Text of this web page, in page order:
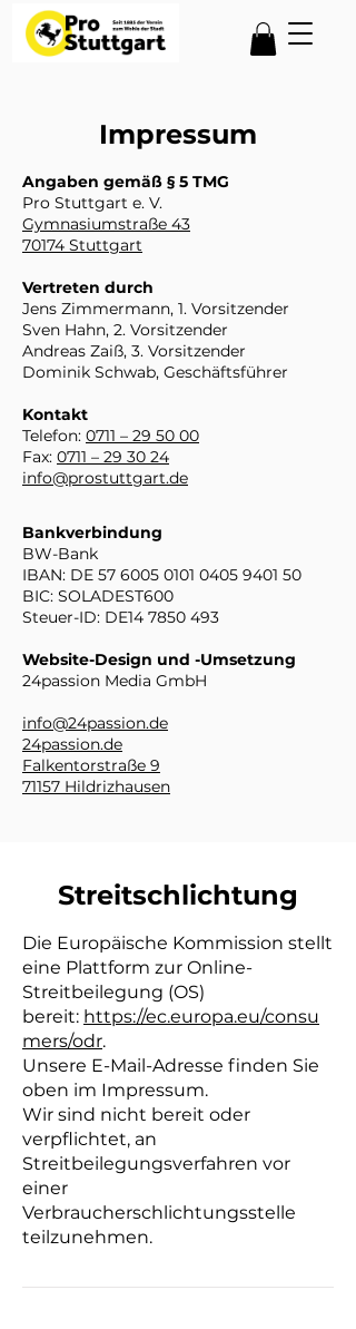
Impressum
Angaben gemäß § 5 TMG
​Pro Stuttgart e. V.
Gymnasiumstraße 43
70174 Stuttgart
Vertreten durch
Jens Zimmermann, 1. Vorsitzender
Sven Hahn, 2. Vorsitzender
Andreas Zaiß, 3. Vorsitzender
Dominik Schwab, Geschäftsführer
Kontakt
Telefon: 0711 – 29 50 00
Fax: 0711 – 29 30 24
info@prostuttgart.de
Bankverbindung
BW-Bank
IBAN: DE 57 6005 0101 0405 9401 50
BIC: SOLADEST600
Steuer-ID: DE14 7850 493
Website-Design und -Umsetzung
24passion Media GmbH
info@24passion.de
24passion.de
Falkentorstraße 9
71157 Hildrizhausen
Streitschlichtung
Die Europäische Kommission stellt
eine Plattform zur Online-
Streitbeilegung (OS)
bereit: https://ec.europa.eu/consu
mers/odr.
Unsere E-Mail-Adresse finden Sie
oben im Impressum.
Wir sind nicht bereit oder
verpflichtet, an
Streitbeilegungsverfahren vor
einer
Verbraucherschlichtungsstelle
teilzunehmen.